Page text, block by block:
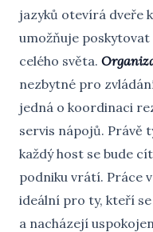
jazyků otevírá dveře
umožňuje
celého světa.
nezbytné pro
jedná o koordinaci
servis nápojů. Právě
každý host se bude
podniku vrátí. Práce
ideální pro ty, kteří
a nacházejí